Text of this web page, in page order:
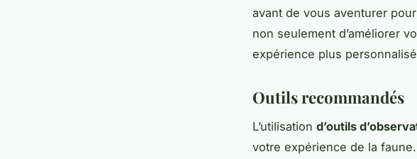
avant de vous aventurer
non seulement d’améliorer
expérience plus
Outils recommandés
L’utilisation d’outils
votre expérience de la